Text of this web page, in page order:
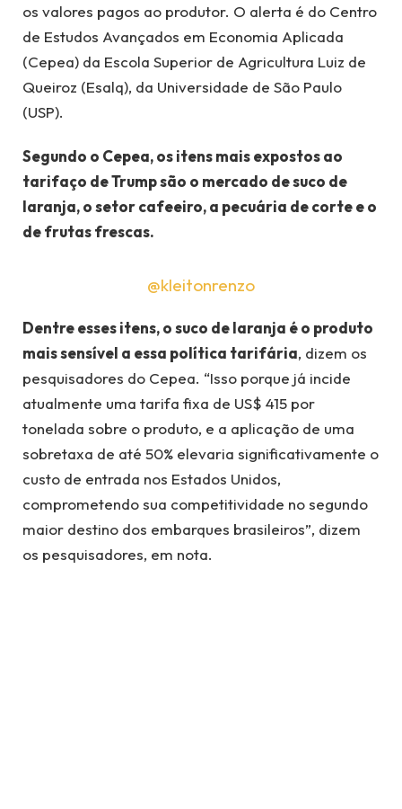
os valores pagos ao produtor. O alerta é do Centro
de Estudos Avançados em Economia Aplicada
(Cepea) da Escola Superior de Agricultura Luiz de
Queiroz (Esalq), da Universidade de São Paulo
(USP).
Segundo o Cepea, os itens mais expostos ao
tarifaço de Trump são o mercado de suco de
laranja, o setor cafeeiro, a pecuária de corte e o
de frutas frescas.
@kleitonrenzo
Dentre esses itens, o suco de laranja é o produto
mais sensível a essa política tarifária, dizem os
pesquisadores do Cepea. “Isso porque já incide
atualmente uma tarifa fixa de US$ 415 por
tonelada sobre o produto, e a aplicação de uma
sobretaxa de até 50% elevaria significativamente o
custo de entrada nos Estados Unidos,
comprometendo sua competitividade no segundo
maior destino dos embarques brasileiros”, dizem
os pesquisadores, em nota.